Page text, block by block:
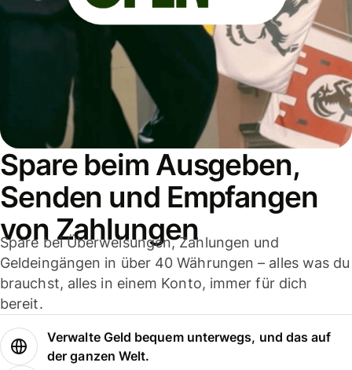
Spare beim Ausgeben,
Senden und Empfangen
von Zahlungen
Spare bei Überweisungen, Zahlungen und
Geldeingängen in über 40 Währungen – alles was du
brauchst, alles in einem Konto, immer für dich
bereit.
Verwalte Geld bequem unterwegs, und das auf
der ganzen Welt.